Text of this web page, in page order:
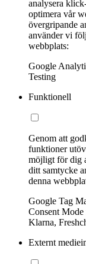
analysera
optimera vår
övergripande
använder vi
webbplats:
Google
Testing
Funktionell
Genom att
funktioner
möjligt för dig
ditt samtycke
denna
Google Tag
Consent
Klarna,
Externt